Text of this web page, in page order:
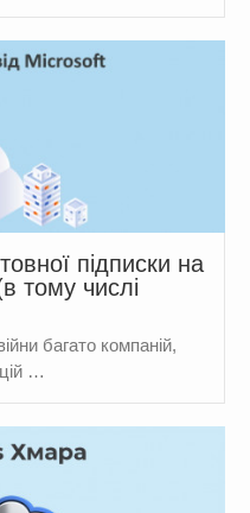
підписки на
тому числі
багато компаній,
…